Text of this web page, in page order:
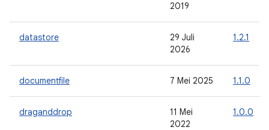
2019
datastore
29 Juli
2026
1.2.1
documentfile 7 Mei 2025 1.1.0
draganddrop
11 Mei
2022
1.0.0